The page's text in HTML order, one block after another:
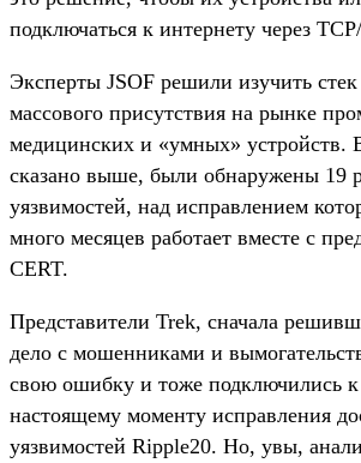
подключаться к интернету через
Эксперты JSOF решили изучить стек
массового присутствия на рынке
медицинских и «умных» устройств.
сказано выше, были обнаружены 19
уязвимостей, над исправлением
много месяцев работает вместе с
CERT.
Представители Trek, сначала
дело с мошенниками и
свою ошибку и тоже подключились
настоящему моменту исправления
уязвимостей Ripple20. Но, увы,